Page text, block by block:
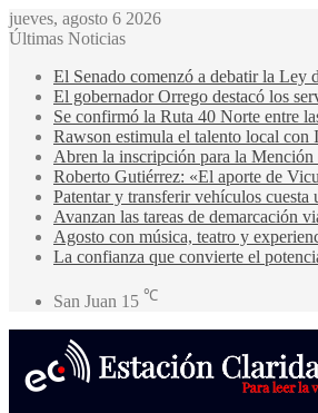
jueves, agosto 6 2026
Últimas Noticias
El Senado comenzó a debatir la Ley
El gobernador Orrego destacó los
Se confirmó la Ruta 40 Norte entre
Rawson estimula el talento local
Abren la inscripción para la
Roberto Gutiérrez: «El aporte de
Patentar y transferir vehículos cuesta
Avanzan las tareas de demarcación
Agosto con música, teatro y
La confianza que convierte el
San Juan 15 ℃